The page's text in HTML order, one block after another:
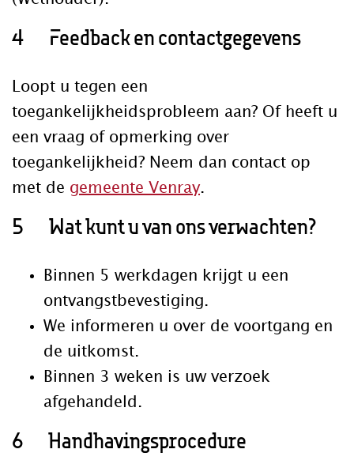
4 Feedback en contactgegevens
Loopt u tegen een
toegankelijkheidsprobleem aan? Of heeft u
een vraag of opmerking over
toegankelijkheid? Neem dan contact op
met de gemeente Venray.
5 Wat kunt u van ons verwachten?
Binnen 5 werkdagen krijgt u een
ontvangstbevestiging.
We informeren u over de voortgang en
de uitkomst.
Binnen 3 weken is uw verzoek
afgehandeld.
6 Handhavingsprocedure